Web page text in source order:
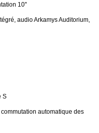
10''
audio Arkamys Auditorium,
S
automatique des